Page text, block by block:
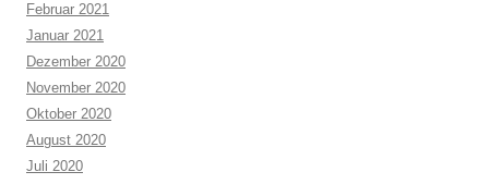
Februar 2021
Januar 2021
Dezember 2020
November 2020
Oktober 2020
August 2020
Juli 2020